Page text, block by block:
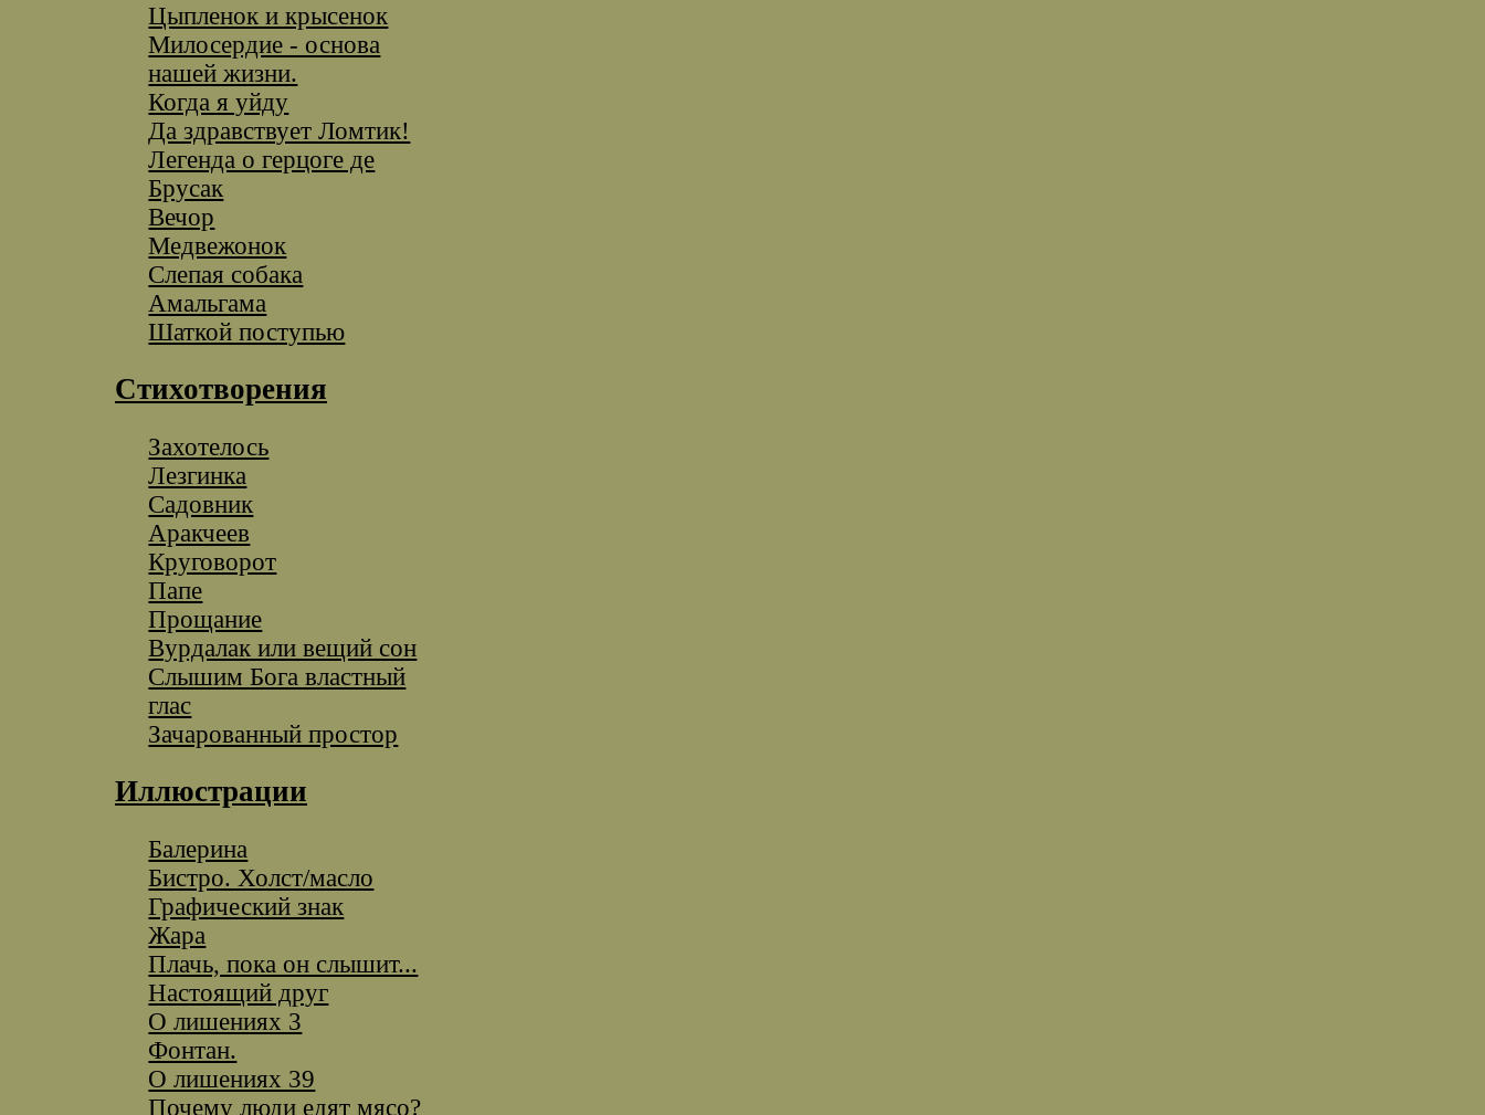
Цыпленок и крысенок
Милосердие - основа
нашей жизни.
Когда я уйду
Да здравствует Ломтик!
Легенда о герцоге де
Брусак
Вечор
Медвежонок
Слепая собака
Амальгама
Шаткой поступью
Стихотворения
Захотелось
Лезгинка
Cадовник
Аракчеев
Круговорот
Папе
Прощание
Вурдалак или вещий сон
Слышим Бога властный
глас
Зачарованный простор
Иллюстрации
Балерина
Бистро. Холст/масло
Графический знак
Жара
Плачь, пока он слышит...
Настоящий друг
О лишениях 3
Фонтан.
О лишениях 39
Почему люди едят мясо?